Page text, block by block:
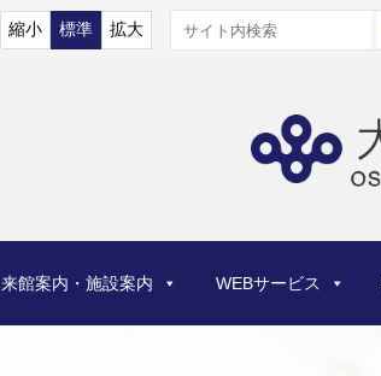
来館案内・施設案内 WEBサービス